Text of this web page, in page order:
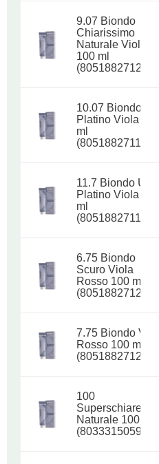
9.07 Biondo
Chiarissimo
Naturale Viola
100 ml
(8051882712507)
10.07 Biondo
Platino Viola 100
ml
(8051882711685)
11.7 Biondo Ultra
Platino Viola 100
ml
(8051882711791)
6.75 Biondo
Scuro Viola
Rosso 100 ml
(8051882712194)
7.75 Biondo Viola
Rosso 100 ml
(8051882712347)
100
Superschiarente
Naturale 100 ml
(8033315059298)